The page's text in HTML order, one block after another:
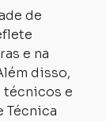
de
e na
disso,
técnicos e
Técnica